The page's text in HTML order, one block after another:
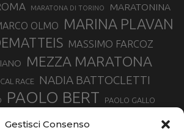
Gestisci Consenso
MARATONA DI TORINO MARATONINA
OLMO MARINA PLAVAN
MASSIMO FARCOZ
MEZZA MARATONA
RACE NADIA BATTOCLETTI
PAOLO BERT PAOLO GALLO